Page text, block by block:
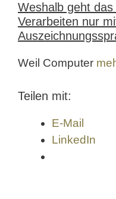
Weshalb geht
Verarbeiten nur
Weil Computer
Teilen mit:
E-Mail
LinkedIn